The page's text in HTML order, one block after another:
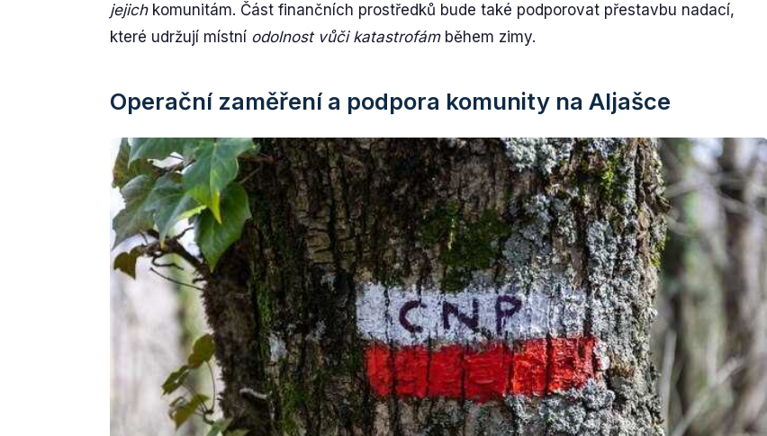
jejichkomunitám. Část finančních prostředků bude také podporovat přestavbu nadací,
které udržují místní odolnost vůči katastrofámběhem zimy.
Operační zaměření a podpora komunity na Aljašce